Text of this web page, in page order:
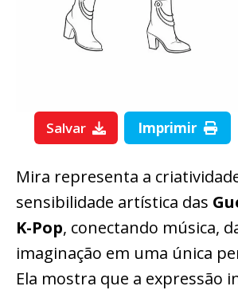
Salvar Imprimir
Mira representa a
sensibilidade artística das
K-Pop, conectando música,
imaginação em uma única
Ela mostra que a expressão